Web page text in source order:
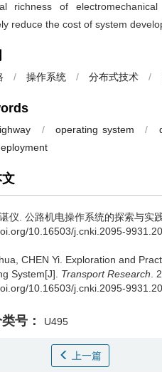
richness of
reduce the cost of system
/ 操作系统 / 分布式技术 /
/ operating system /
谌仪 公路机电操作系统的探索与实
10.16503/j.cnki.2095-
CHEN Yi. Exploration and
System[J]. Transport Research .
10.16503/j.cnki.2095-
号： U495
上一篇